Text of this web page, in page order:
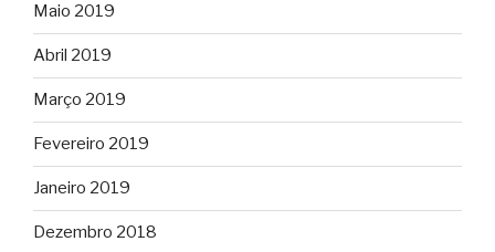
Maio 2019
Abril 2019
Março 2019
Fevereiro 2019
Janeiro 2019
Dezembro 2018